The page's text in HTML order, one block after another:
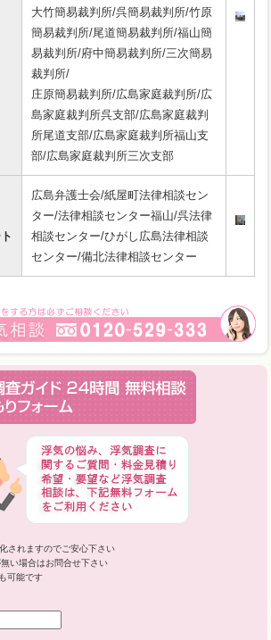
大竹簡易裁判所/呉簡易裁判所/竹原
簡易裁判所/尾道簡易裁判所/福山簡
易裁判所/府中簡易裁判所/三次簡易
裁判所/
庄原簡易裁判所/広島家庭裁判所/広
島家庭裁判所呉支部/広島家庭裁判
所尾道支部/広島家庭裁判所福山支
部/広島家庭裁判所三次支部
広島弁護士会/紙屋町法律相談セン
ター/法律相談センター福山/呉法律
相談センター/ひがし広島法律相談
センター/備北法律相談センター
されますのでご安心下さい
い場合はお問合せ下さい
も可能です